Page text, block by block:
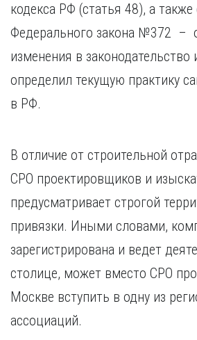
Новосибирск
кодекса РФ (статья 48), а также
Федерального закона №372 –
изменения в законодательство
определил текущую практику
в РФ.
В отличие от строительной
СРО проектировщиков и
предусматривает строгой
привязки. Иными словами,
зарегистрирована и ведет
столице, может вместо СРО
Москве вступить в одну из
ассоциаций.